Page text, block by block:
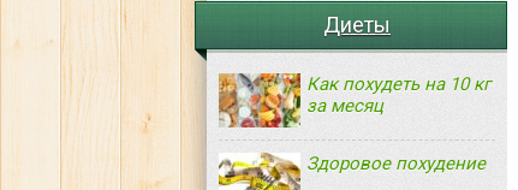
Диеты
Как похудеть на 10 кг
за месяц
Здоровое похудение